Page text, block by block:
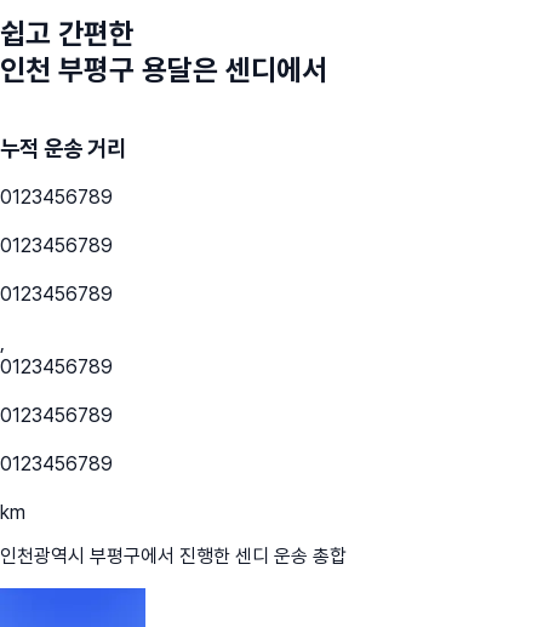
쉽고 간편한
인천 부평구 용달은 센디에서
누적 운송 거리
0123456789
0123456789
0123456789
,
0123456789
0123456789
0123456789
km
인천광역시 부평구에서 진행한 센디 운송 총합